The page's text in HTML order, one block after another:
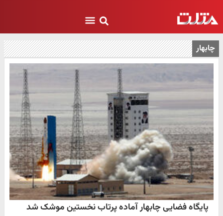
چابهار
پایگاه فضایی چابهار آماده پرتاب نخستین موشک شد